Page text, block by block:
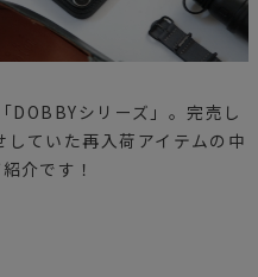
DOBBYシリーズ」。完売し
ていた再入荷アイテムの中
介です！